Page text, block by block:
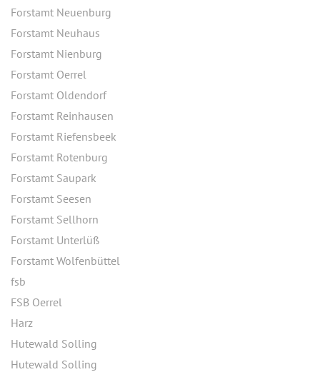
Forstamt Neuenburg
Forstamt Neuhaus
Forstamt Nienburg
Forstamt Oerrel
Forstamt Oldendorf
Forstamt Reinhausen
Forstamt Riefensbeek
Forstamt Rotenburg
Forstamt Saupark
Forstamt Seesen
Forstamt Sellhorn
Forstamt Unterlüß
Forstamt Wolfenbüttel
fsb
FSB Oerrel
Harz
Hutewald Solling
Hutewald Solling